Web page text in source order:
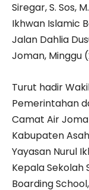
Siregar, S. Sos,
Ikhwan Islamic
Jalan Dahlia
Joman, Minggu
Turut hadir
Pemerintahan
Camat Air
Kabupaten
Yayasan Nurul
Kepala Sekolah
Boarding